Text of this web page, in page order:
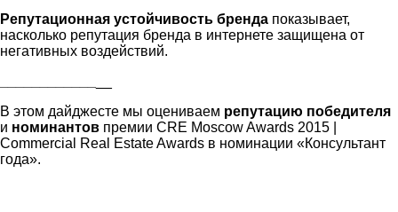
Репутационная устойчивость бренда показывает,
насколько репутация бренда в интернете защищена от
негативных воздействий.
В этом дайджесте мы оцениваем репутацию победителя
и номинантов премии CRE Moscow Awards 2015 |
Commercial Real Estate Awards в номинации «Консультант
года».